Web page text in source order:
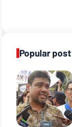
Popular post